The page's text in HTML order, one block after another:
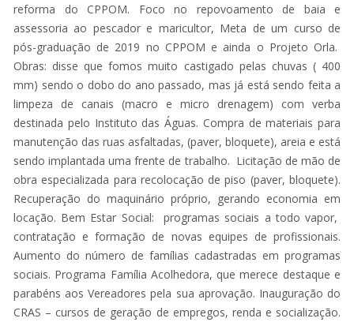
reforma do CPPOM. Foco no repovoamento de baia e
assessoria ao pescador e maricultor, Meta de um curso de
pós-graduação de 2019 no CPPOM e ainda o Projeto Orla.
Obras: disse que fomos muito castigado pelas chuvas ( 400
mm) sendo o dobo do ano passado, mas já está sendo feita a
limpeza de canais (macro e micro drenagem) com verba
destinada pelo Instituto das Águas. Compra de materiais para
manutenção das ruas asfaltadas, (paver, bloquete), areia e está
sendo implantada uma frente de trabalho. Licitação de mão de
obra especializada para recolocação de piso (paver, bloquete).
Recuperação do maquinário próprio, gerando economia em
locação. Bem Estar Social: programas sociais a todo vapor,
contratação e formação de novas equipes de profissionais.
Aumento do número de famílias cadastradas em programas
sociais. Programa Família Acolhedora, que merece destaque e
parabéns aos Vereadores pela sua aprovação. Inauguração do
CRAS – cursos de geração de empregos, renda e socialização.